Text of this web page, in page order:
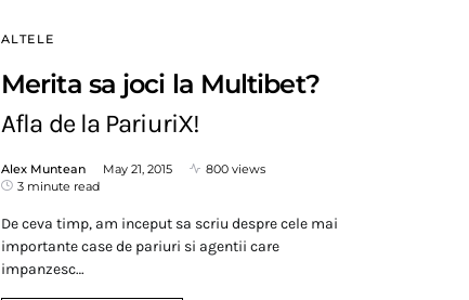
ALTELE
Merita sa joci la Multibet?
Afla de la PariuriX!
Alex Muntean May 21, 2015
800 views
3 minute read
De ceva timp, am inceput sa scriu despre cele mai
importante case de pariuri si agentii care
impanzesc…